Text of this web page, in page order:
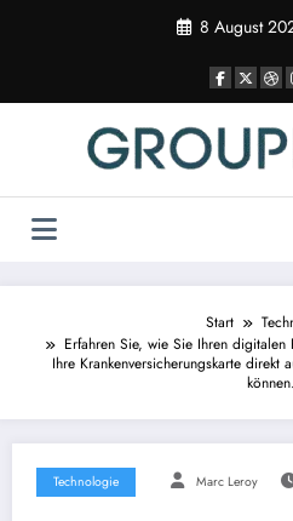
8 August
Start
Erfahren Sie, wie Sie Ihren digitalen
Ihre Krankenversicherungskarte direkt
können.
Technologie Marc Leroy